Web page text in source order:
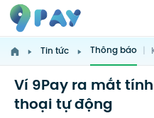
Tin tức Thông báo |
Ví 9Pay ra mắt
thoại tự động